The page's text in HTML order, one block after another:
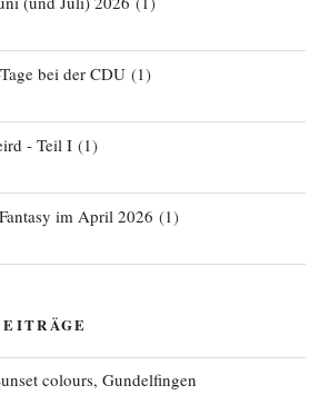
bei der CDU(1)
- Teil I(1)
im April 2026 (1)
colours, Gundelfingen